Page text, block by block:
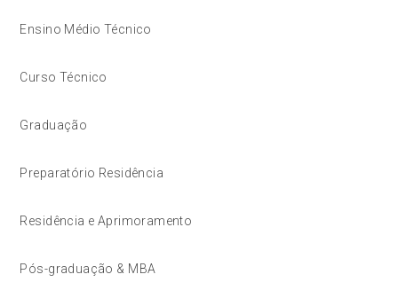
Ensino Médio Técnico
Curso Técnico
Graduação
Preparatório Residência
Residência e Aprimoramento
Pós-graduação & MBA